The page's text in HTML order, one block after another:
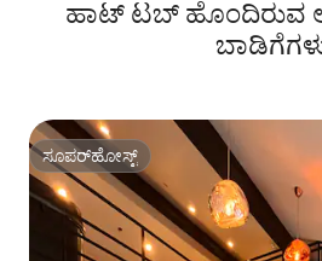
ಹಾಟ್ ಟಬ್
ಸೂಪರ್‌ಹೋಸ್ಟ್
ಸೂಪರ್‌ಹೋಸ್ಟ್